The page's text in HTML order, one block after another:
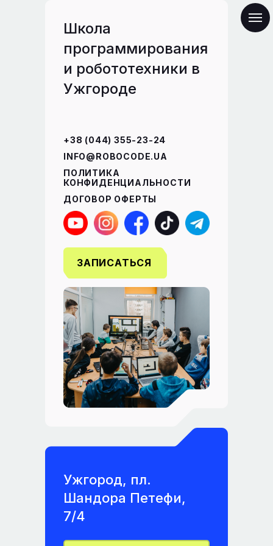
Школа
программирования
и робототехники в
Ужгороде
+38 (044) 355-23-24
INFO@ROBOCODE.UA
ПОЛИТИКА
КОНФИДЕНЦИАЛЬНОСТИ
ДОГОВОР ОФЕРТЫ
ЗАПИСАТЬСЯ
Ужгород, пл.
Шандора Петефи,
7/4